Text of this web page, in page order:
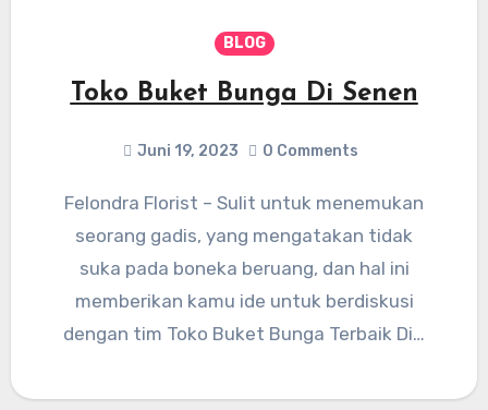
BLOG
Toko Buket Bunga Di Senen
Juni 19, 2023 0 Comments
Felondra Florist – Sulit untuk menemukan
seorang gadis, yang mengatakan tidak
suka pada boneka beruang, dan hal ini
memberikan kamu ide untuk berdiskusi
dengan tim Toko Buket Bunga Terbaik Di…